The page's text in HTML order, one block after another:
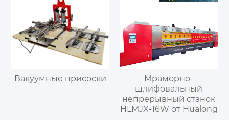
Вакуумные присоски
Мраморно-
шлифовальный
непрерывный станок
HLMJX-16W от Hualong